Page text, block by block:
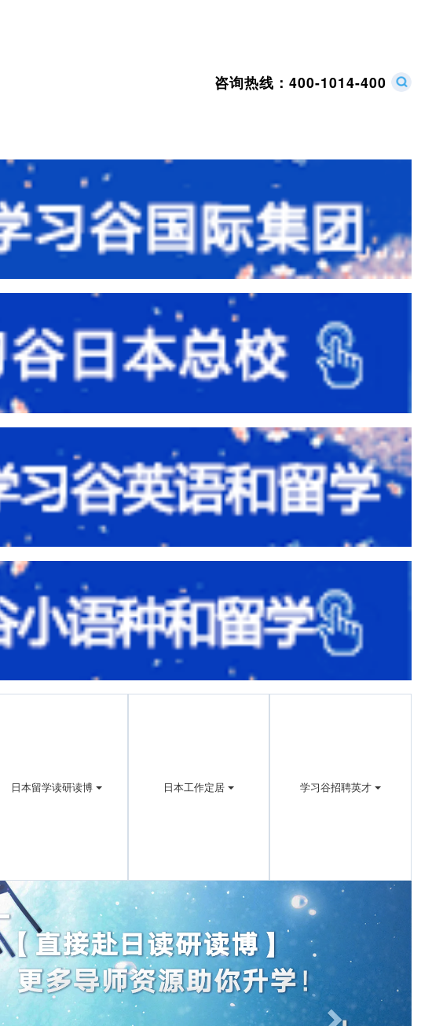
咨询热线： 400-1014-400
日本留学读研读博 日本工作定居 学习谷招聘英才
Next